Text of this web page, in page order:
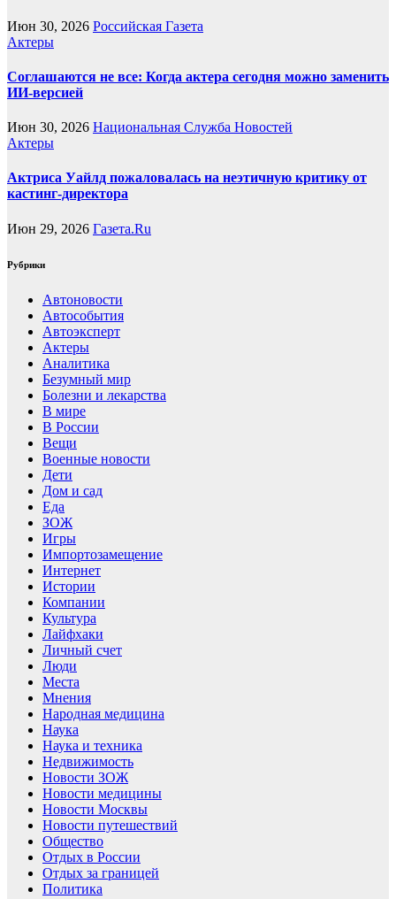
Июн 30, 2026 Российская Газета
Актеры
Соглашаются не все: Когда актера сегодня можно заменить
ИИ-версией
Июн 30, 2026 Национальная Служба Новостей
Актеры
Актриса Уайлд пожаловалась на неэтичную критику от
кастинг-директора
Июн 29, 2026 Газета.Ru
Рубрики
Автоновости
Автособытия
Автоэксперт
Актеры
Аналитика
Безумный мир
Болезни и лекарства
В мире
В России
Вещи
Военные новости
Дети
Дом и сад
Еда
ЗОЖ
Игры
Импортозамещение
Интернет
Истории
Компании
Культура
Лайфхаки
Личный счет
Люди
Места
Мнения
Народная медицина
Наука
Наука и техника
Недвижимость
Новости ЗОЖ
Новости медицины
Новости Москвы
Новости путешествий
Общество
Отдых в России
Отдых за границей
Политика